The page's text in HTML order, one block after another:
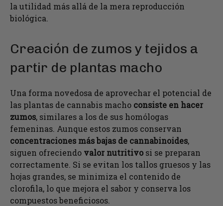
la utilidad más allá de la mera reproducción
biológica.
Creación de zumos y tejidos a
partir de plantas macho
Una forma novedosa de aprovechar el potencial de
las plantas de cannabis macho consiste en hacer
zumos, similares a los de sus homólogas
femeninas. Aunque estos zumos conservan
concentraciones más bajas de cannabinoides,
siguen ofreciendo valor nutritivo si se preparan
correctamente. Si se evitan los tallos gruesos y las
hojas grandes, se minimiza el contenido de
clorofila, lo que mejora el sabor y conserva los
compuestos beneficiosos.